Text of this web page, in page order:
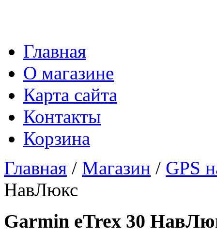
Главная
О магазине
Карта сайта
Контакты
Корзина
Главная / Магазин / GPS
НавЛюкс
Garmin eTrex 30